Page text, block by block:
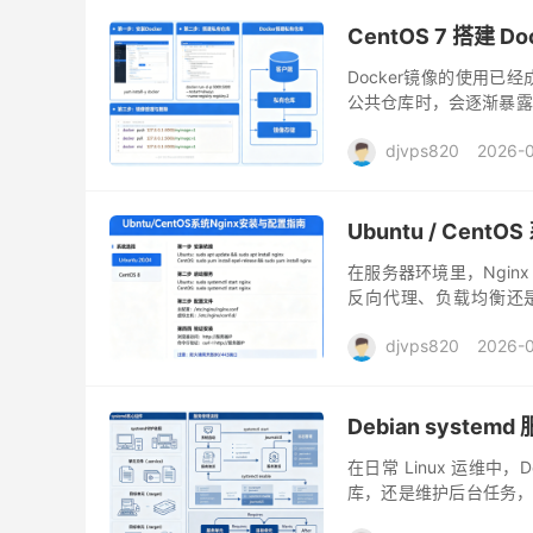
CentOS 7 搭建
Docker镜像的使用已经
公共仓库时，会逐渐暴
djvps820
2026-
Ubuntu / CentOS
在服务器环境里，
反向代理、负载均衡还
djvps820
2026-
Debian systemd
在日常 Linux 运维中，
库，还是维护后台任务